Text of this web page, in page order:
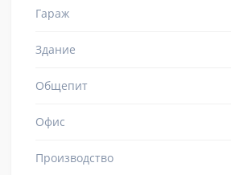
Гараж
Здание
Общепит
Офис
Производство